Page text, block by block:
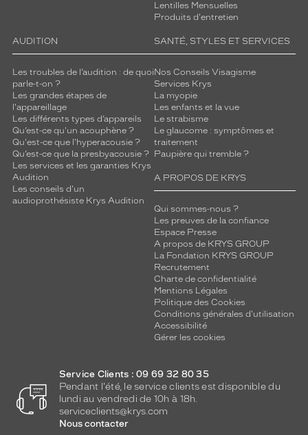
Lentilles Mensuelles
Produits d'entretien
AUDITION
Les troubles de l’audition : de quoi
parle-t-on ?
Les grandes étapes de
l'appareillage
Les différents types d’appareils
Qu’est-ce qu'un acouphène ?
Qu'est-ce que l'hyperacousie ?
Qu’est-ce que la presbyacousie ?
Les services et les garanties Krys
Audition
Les conseils d'un
audioprothésiste Krys Audition
SANTÉ, STYLES ET SERVICES
Nos Conseils Visagisme
Services Krys
La myopie
Les enfants et la vue
Le strabisme
Le glaucome : symptômes et
traitement
Paupière qui tremble ?
A PROPOS DE KRYS
Qui sommes-nous ?
Les preuves de la confiance
Espace Presse
A propos de KRYS GROUP
La Fondation KRYS GROUP
Recrutement
Charte de confidentialité
Mentions Légales
Politique des Cookies
Conditions générales d'utilisation
Accessibilité
Gérer les cookies
Service Clients : 09 69 32 80 35
Pendant l'été, le service clients est disponible du
lundi au vendredi de 10h à 18h.
serviceclients@krys.com
Nous contacter